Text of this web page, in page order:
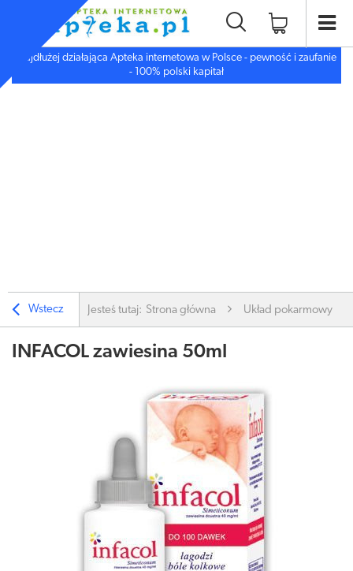
Najdłużej działająca Apteka internetowa w Polsce - pewność i zaufanie
- 100% polski kapitał
Wstecz Jesteś tutaj: Strona główna Układ pokarmowy
INFACOL zawiesina 50ml